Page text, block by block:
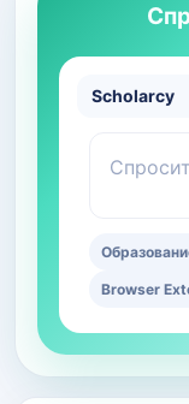
Scholarcy
Browser